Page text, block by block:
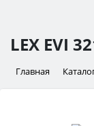
LEX EVI
Главная